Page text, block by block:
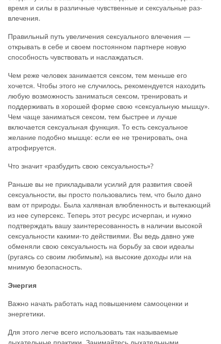
время и силы в различные чувственные и сексуальные раз­
влечения.
Правильный путь увеличения сексуального влечения —
открывать в себе и своем постоянном партнере новую
способность чувствовать и наслаждаться.
Чем реже человек занимается сексом, тем меньше его
хочется. Чтобы этого не случилось, рекомендуется находить
любую возможность заниматься сексом, тренировать и
поддерживать в хорошей форме свою «сексуальную мышцу».
Чем чаще заниматься сексом, тем быстрее и лучше
включается сексуальная функция. То есть сексуальное
желание подобно мышце: если ее не тренировать, она
атрофируется.
Что значит «разбудить свою сексуальность»?
Раньше вы не прикладывали усилий для развития своей
сексуальности, вы просто пользовались тем, что было дано
вам от природы. Была халявная влюбленность и вытекающий
из нее суперсекс. Теперь этот ресурс исчерпан, и нужно
подтверждать вашу заинтересованность в наличии высокой
сексуальности какими-то действиями. Вы ведь давно уже
обменяли свою сексуальность на борьбу за свои идеалы
(ругаясь со своим любимым), на высокие доходы или на
мнимую безопасность.
Энергия
Важно начать работать над повышением самооценки и
энергетики.
Для этого легче всего использовать так называемые